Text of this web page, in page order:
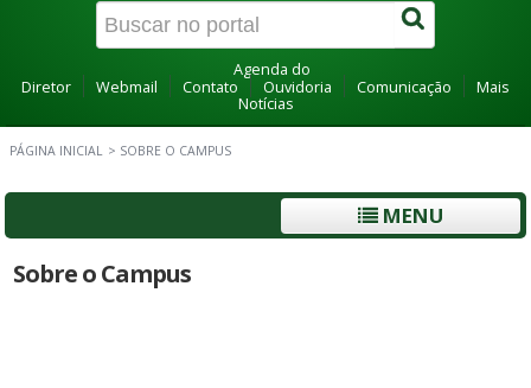
Agenda do
Diretor
Webmail Contato Ouvidoria Comunicação
Mais
Notícias
PÁGINA INICIAL > SOBRE O CAMPUS
MENU
Sobre o Campus